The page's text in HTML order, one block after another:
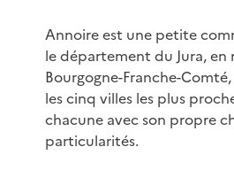
Annoire est une petite
le département du Jura, en
Bourgogne-Franche-
les cinq villes les plus
chacune avec son propre
particularités.